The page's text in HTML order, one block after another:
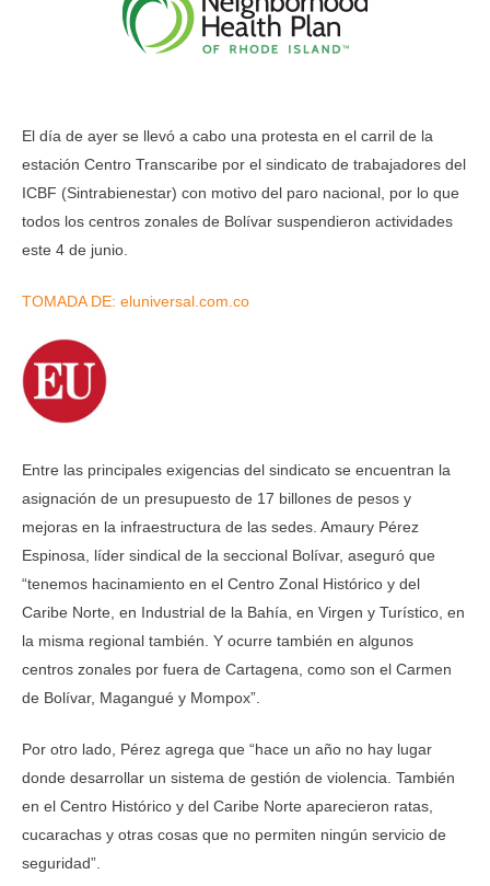
El día de ayer se llevó a cabo una protesta en el carril de la
estación Centro Transcaribe por el sindicato de trabajadores del
ICBF (Sintrabienestar) con motivo del paro nacional, por lo que
todos los centros zonales de Bolívar suspendieron actividades
este 4 de junio.
TOMADA DE: eluniversal.com.co
Entre las principales exigencias del sindicato se encuentran la
asignación de un presupuesto de 17 billones de pesos y
mejoras en la infraestructura de las sedes. Amaury Pérez
Espinosa, líder sindical de la seccional Bolívar, aseguró que
“tenemos hacinamiento en el Centro Zonal Histórico y del
Caribe Norte, en Industrial de la Bahía, en Virgen y Turístico, en
la misma regional también. Y ocurre también en algunos
centros zonales por fuera de Cartagena, como son el Carmen
de Bolívar, Magangué y Mompox”.
Por otro lado, Pérez agrega que “hace un año no hay lugar
donde desarrollar un sistema de gestión de violencia. También
en el Centro Histórico y del Caribe Norte aparecieron ratas,
cucarachas y otras cosas que no permiten ningún servicio de
seguridad”.